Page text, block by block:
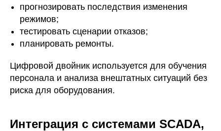
прогнозировать последствия изменения
режимов;
тестировать сценарии отказов;
планировать ремонты.
Цифровой двойник используется для обучения
персонала и анализа внештатных ситуаций без
риска для оборудования.
Интеграция с системами SCADA,